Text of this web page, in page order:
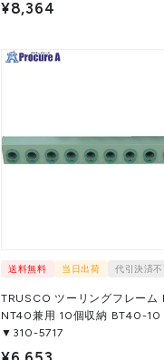
¥8,364
送料無料 当日出荷 代引決済
TRUSCO ツーリングフレーム
NT40兼用 10個収納 BT40-10 1本
▼310-5717